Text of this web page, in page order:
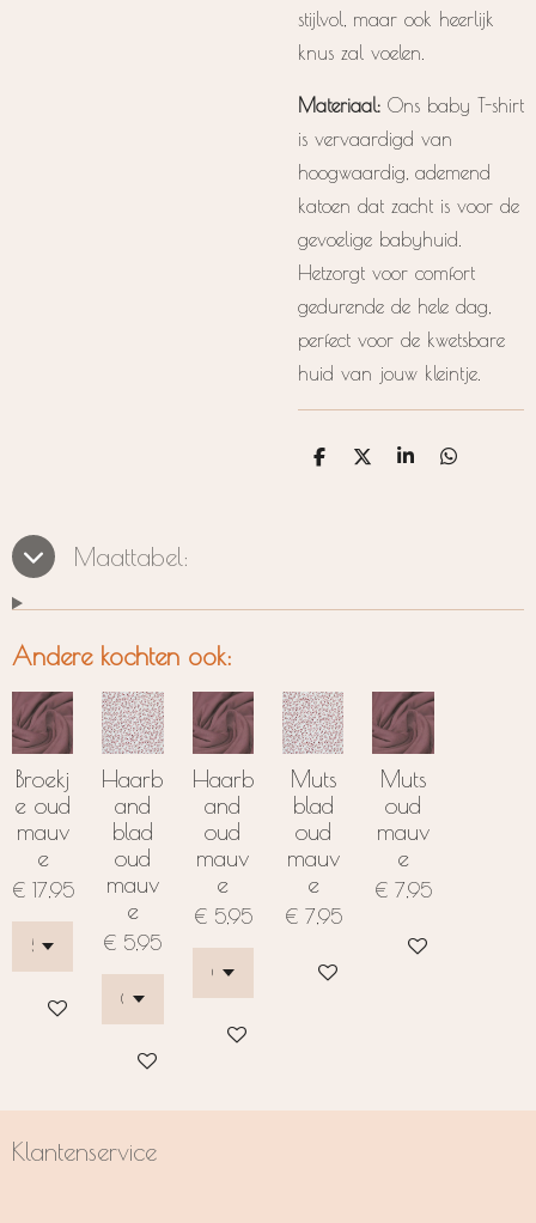
stijlvol, maar ook heerlijk
knus zal voelen.
Materiaal: Ons baby T-shirt
is vervaardigd van
hoogwaardig, ademend
katoen dat zacht is voor de
gevoelige babyhuid.
Hetzorgt voor comfort
gedurende de hele dag,
perfect voor de kwetsbare
huid van jouw kleintje.
D
D
S
D
Maattabel:
Andere kochten ook:
Broekj
e oud
mauv
e
€ 17,95
In winkelwagen
Haarb
and
blad
oud
mauv
e
€ 5,95
In winkelwagen
Haarb
and
oud
mauv
e
€ 5,95
In winkelwagen
Muts
blad
oud
mauv
e
€ 7,95
In winkelwagen
Muts
oud
mauv
e
€ 7,95
Bekijk details
Klantenservice